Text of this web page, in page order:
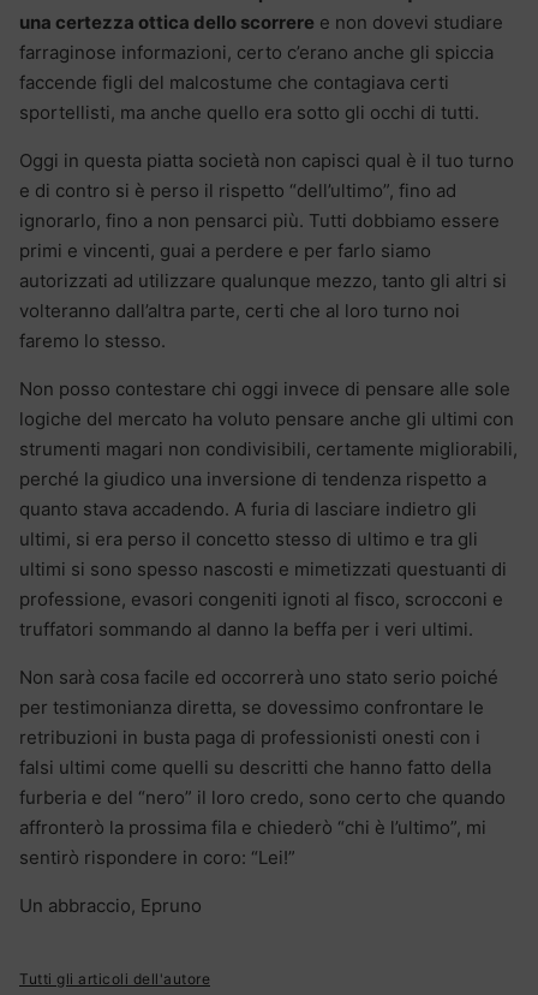
una certezza ottica dello scorrere e non dovevi studiare
farraginose informazioni, certo c’erano anche gli spiccia
faccende figli del malcostume che contagiava certi
sportellisti, ma anche quello era sotto gli occhi di tutti.
Oggi in questa piatta società non capisci qual è il tuo turno
e di contro si è perso il rispetto “dell’ultimo”, fino ad
ignorarlo, fino a non pensarci più. Tutti dobbiamo essere
primi e vincenti, guai a perdere e per farlo siamo
autorizzati ad utilizzare qualunque mezzo, tanto gli altri si
volteranno dall’altra parte, certi che al loro turno noi
faremo lo stesso.
Non posso contestare chi oggi invece di pensare alle sole
logiche del mercato ha voluto pensare anche gli ultimi con
strumenti magari non condivisibili, certamente migliorabili,
perché la giudico una inversione di tendenza rispetto a
quanto stava accadendo. A furia di lasciare indietro gli
ultimi, si era perso il concetto stesso di ultimo e tra gli
ultimi si sono spesso nascosti e mimetizzati questuanti di
professione, evasori congeniti ignoti al fisco, scrocconi e
truffatori sommando al danno la beffa per i veri ultimi.
Non sarà cosa facile ed occorrerà uno stato serio poiché
per testimonianza diretta, se dovessimo confrontare le
retribuzioni in busta paga di professionisti onesti con i
falsi ultimi come quelli su descritti che hanno fatto della
furberia e del “nero” il loro credo, sono certo che quando
affronterò la prossima fila e chiederò “chi è l’ultimo”, mi
sentirò rispondere in coro: “Lei!”
Un abbraccio, Epruno
Tutti gli articoli dell'autore